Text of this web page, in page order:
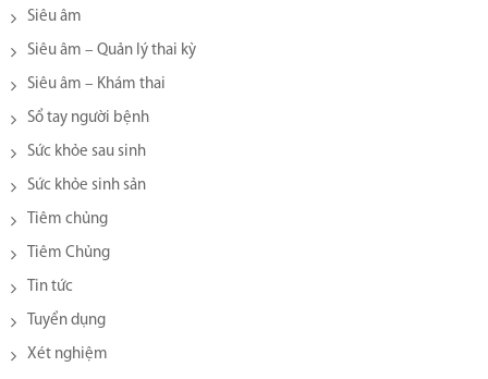
Siêu âm
Siêu âm – Quản lý thai kỳ
Siêu âm – Khám thai
Sổ tay người bệnh
Sức khỏe sau sinh
Sức khỏe sinh sản
Tiêm chủng
Tiêm Chủng
Tin tức
Tuyển dụng
Xét nghiệm